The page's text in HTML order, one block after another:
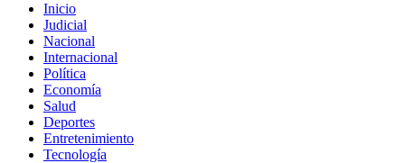
Inicio
Judicial
Nacional
Internacional
Política
Economía
Salud
Deportes
Entretenimiento
Tecnología